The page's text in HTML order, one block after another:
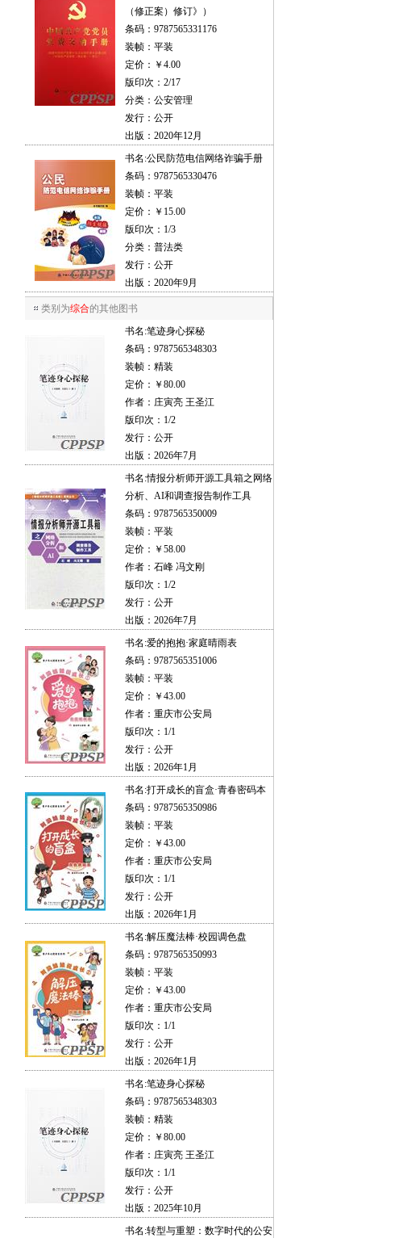
（修正案）修订》）
条码：9787565331176
装帧：平装
定价：￥4.00
版印次：2/17
分类：公安管理
发行：公开
出版：2020年12月
书名:公民防范电信网络诈骗手册
条码：9787565330476
装帧：平装
定价：￥15.00
版印次：1/3
分类：普法类
发行：公开
出版：2020年9月
类别为综合的其他图书
书名:笔迹身心探秘
条码：9787565348303
装帧：精装
定价：￥80.00
作者：庄寅亮 王圣江
版印次：1/2
发行：公开
出版：2026年7月
书名:情报分析师开源工具箱之网络
分析、AI和调查报告制作工具
条码：9787565350009
装帧：平装
定价：￥58.00
作者：石峰 冯文刚
版印次：1/2
发行：公开
出版：2026年7月
书名:爱的抱抱·家庭晴雨表
条码：9787565351006
装帧：平装
定价：￥43.00
作者：重庆市公安局
版印次：1/1
发行：公开
出版：2026年1月
书名:打开成长的盲盒·青春密码本
条码：9787565350986
装帧：平装
定价：￥43.00
作者：重庆市公安局
版印次：1/1
发行：公开
出版：2026年1月
书名:解压魔法棒·校园调色盘
条码：9787565350993
装帧：平装
定价：￥43.00
作者：重庆市公安局
版印次：1/1
发行：公开
出版：2026年1月
书名:笔迹身心探秘
条码：9787565348303
装帧：精装
定价：￥80.00
作者：庄寅亮 王圣江
版印次：1/1
发行：公开
出版：2025年10月
书名:转型与重塑：数字时代的公安